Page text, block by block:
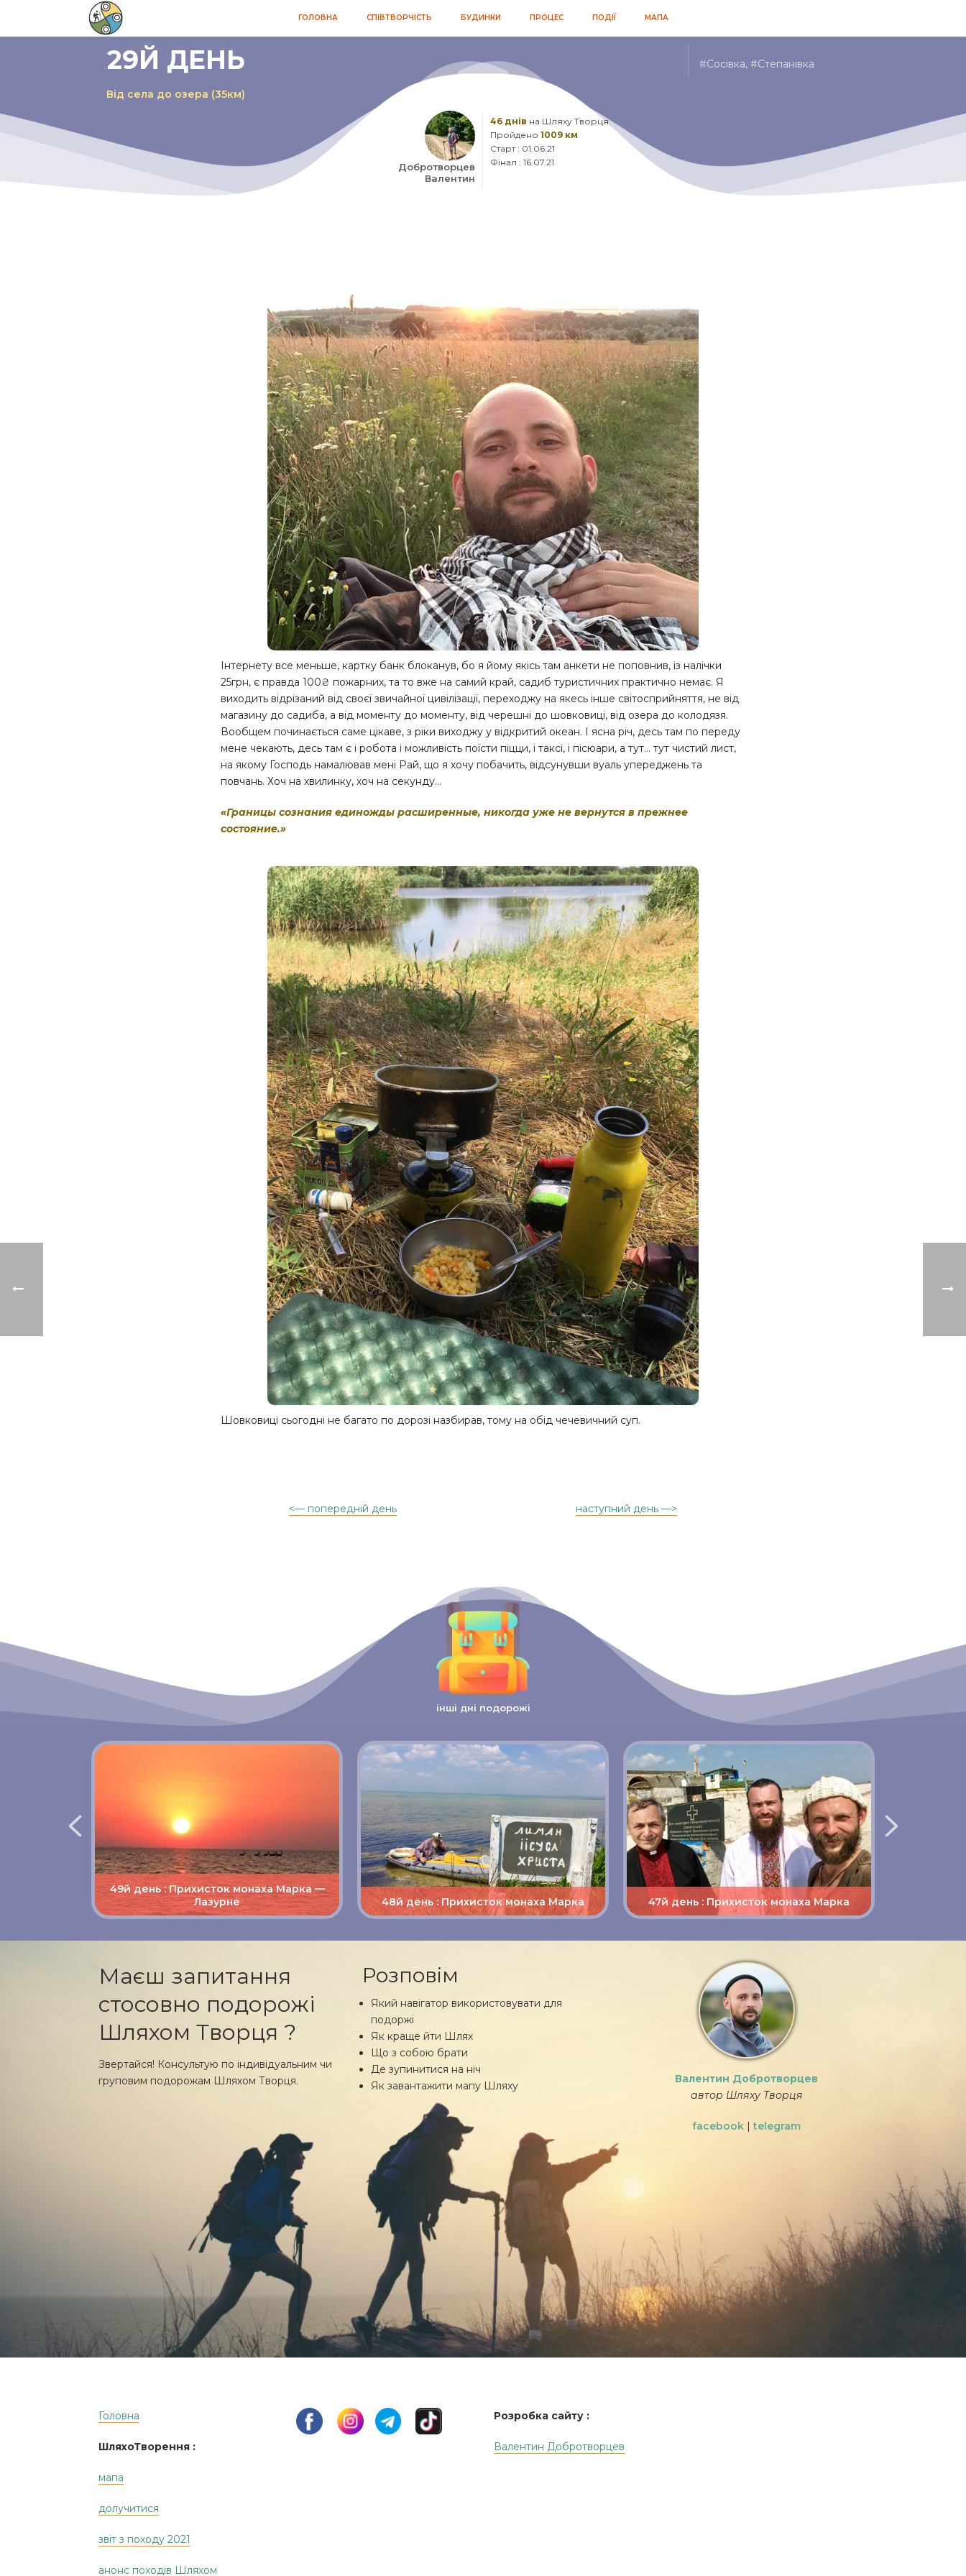
ГОЛОВНА СПІВТВОРЧІСТЬ БУДИНКИ ПРОЦЕС ПОДІЇ МАПА
29Й ДЕНЬ
Від села до озера (35км)
#Сосівка, #Степанівка
Добротворцев
Валентин
46 днів на Шляху Творця
Пройдено 1009 км
Старт : 01.06.21
Фінал : 16.07.21
Інтернету все меньше, картку банк блоканув, бо я йому якісь там анкети не поповнив, із налічки
25грн, є правда 100₴ пожарних, та то вже на самий край, садиб туристичних практично немає. Я
виходить відрізаний від своєї звичайної цивілізації, переходжу на якесь інше світосприйняття, не від
магазину до садиба, а від моменту до моменту, від черешні до шовковиці, від озера до колодязя.
Вообщем починається саме цікаве, з ріки виходжу у відкритий океан. І ясна річ, десь там по переду
мене чекають, десь там є і робота і можливість поїсти піцци, і таксі, і пісюари, а тут… тут чистий лист,
на якому Господь намалював мені Рай, що я хочу побачить, відсунувши вуаль упереджень та
повчань. Хоч на хвилинку, хоч на секунду…
«Границы сознания единожды расширенные, никогда уже не вернутся в прежнее
состояние.»
Шовковиці сьогодні не багато по дорозі назбирав, тому на обід чечевичний суп.
<— попередній день наступний день —>
інші дні подорожі
49й день : Прихисток монаха Марка —
Лазурне
48й день : Прихисток монаха Марка 47й день : Прихисток монаха Марка
Маєш запитання
стосовно подорожі
Шляхом Творця ?
Звертайся! Консультую по індивідуальним чи
груповим подорожам Шляхом Творця.
Розповім
Який навігатор використовувати для
подоржі
Як краще йти Шлях
Що з собою брати
Де зупинитися на ніч
Як завантажити мапу Шляху
Валентин Добротворцев
автор Шляху Творця
facebook |telegram
Головна
ШляхоТворення :
мапа
долучитися
звіт з походу 2021
анонс походів Шляхом
Розробка сайту :
Валентин Добротворцев